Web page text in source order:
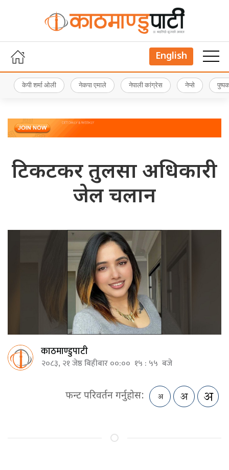
English
केपी शर्मा ओली नेकपा एमाले नेपाली कांग्रेस नेप्से
टिकटकर तुलसा अधिकारी
जेल चलान
काठमाण्डुपाटी
२०८३, २१ जेष्ठ बिहीबार ००:०० १५ : ५५ बजे
फन्ट परिवर्तन गर्नुहोस: